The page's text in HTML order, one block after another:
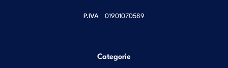
P.IVA 01901070589
Categorie